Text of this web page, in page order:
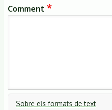
Comment
Sobre els formats de text